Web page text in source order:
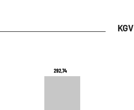
292,74
292,74
KGV